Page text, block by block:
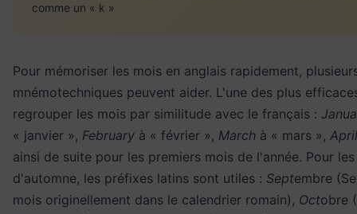
comme un « k »
Pour mémoriser les mois en anglais rapidement,
mnémotechniques peuvent aider. L'une des plus
regrouper les mois par similitude avec le français :
« janvier », February à « février », March à « mars », April
ainsi de suite pour les premiers mois de l'année. Pour
d'automne, les préfixes latins sont utiles : Septembre
mois originellement dans le calendrier romain), Octobre